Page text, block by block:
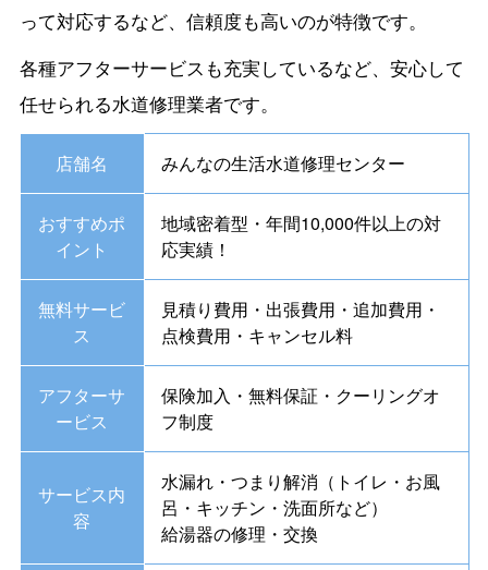
って対応するなど、信頼度も高いのが特徴です。
各種アフターサービスも充実しているなど、安心して
任せられる水道修理業者です。
店舗名 みんなの生活水道修理センター
おすすめポ
イント
地域密着型・年間10,000件以上の対
応実績！
無料サービ
ス
見積り費用・出張費用・追加費用・
点検費用・キャンセル料
アフターサ
ービス
保険加入・無料保証・クーリングオ
フ制度
サービス内
容
水漏れ・つまり解消（トイレ・お風
呂・キッチン・洗面所など）
給湯器の修理・交換